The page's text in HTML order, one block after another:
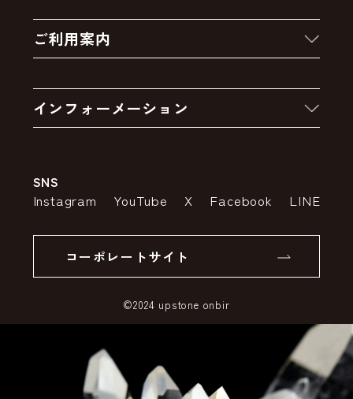
クーポン
卸販売・大量注文
ご利用案内
お支払いについて
ポイントについて
インフォーメーション
特定商取引法の表示
SSLサーバー証明書とは
SNS
Instagram YouTube X Facebook LINE
コーポレートサイト
©2024 upstone onbir